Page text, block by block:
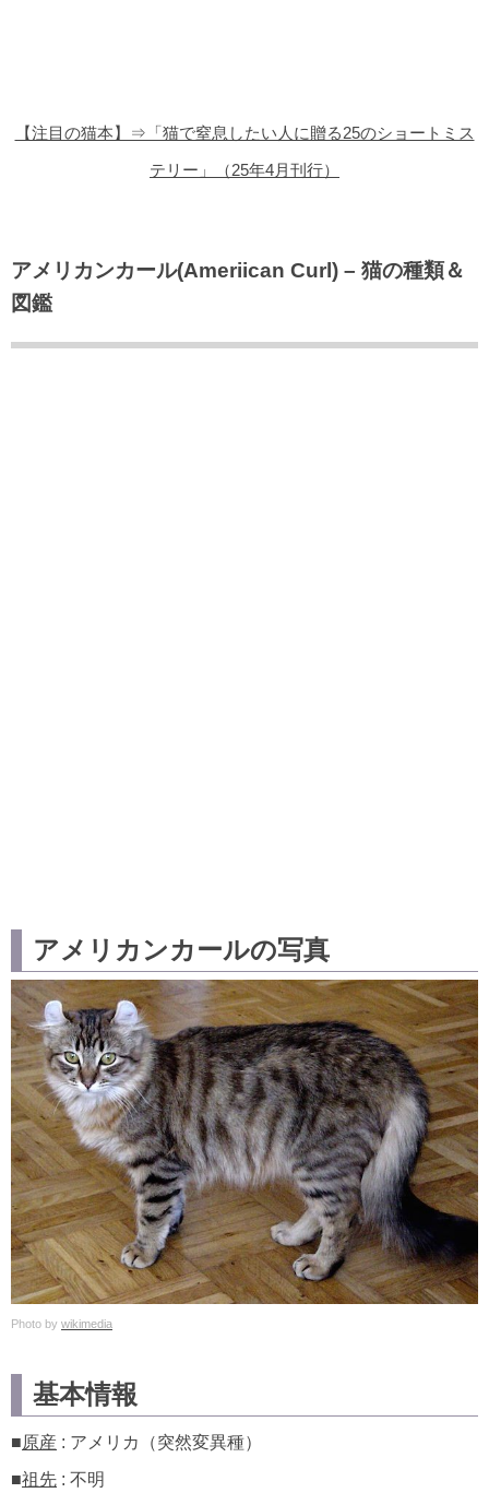
【注目の猫本】⇒「猫で窒息したい人に贈る25のショートミス
テリー」（25年4月刊行）
アメリカンカール(Ameriican Curl) – 猫の種類＆
図鑑
アメリカンカールの写真
Photo by wikimedia
基本情報
■原産 : アメリカ（突然変異種）
■祖先 : 不明
猫のゲーム・アプリ
猫のフリー写真素材